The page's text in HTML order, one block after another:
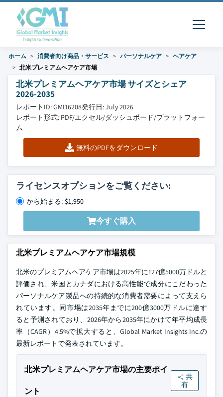
ホーム 消費者向け商品・サービス パーソナルケア
ヘアケア
北米プレミアムヘアケア市場
北米プレミアムヘアケア市場 サイズとシェア
2026-2035
レポートID: GMI16208発行日: July 2026
レポート形式: PDF/エクセル/ダッシュボード/プラットフォー
ム
無料のPDFをダウンロード
ライセンスオプションをご覧ください:
から始まる: $1,950
今すぐ購入
北米プレミアムヘアケア市場規模
北米のプレミアムヘアケア市場は2025年に127億5000万ドルと
評価され、米国とカナダにおける高性能で成分にこだわった
パーソナルケア製品への持続的な消費者需要によって支えら
れています。同市場は2035年までに200億3000万ドルに達す
ると予測されており、2026年から2035年にかけて年平均成長
率（CAGR）4.5%で拡大すると、Global Market Insights Inc.の
最新レポートで発表されています。
北米プレミアムヘアケア市場の主要ポイ
ント
共
有